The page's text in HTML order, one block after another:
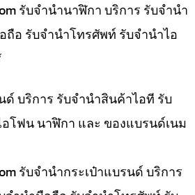
รับจำนำนาฬิกา บริการ รับจำนำ
อ รับจำนำโทรศัพท์ รับจำนำไอ
ด์ บริการ รับจำนำสินค้าไอที รับ
โฟน นาฬิกา และ ของแบรนด์เนม
รับจำนำกระเป๋าแบรนด์ บริการ